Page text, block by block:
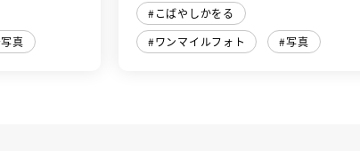
写真
こばやしかをる
ワンマイルフォト
写真